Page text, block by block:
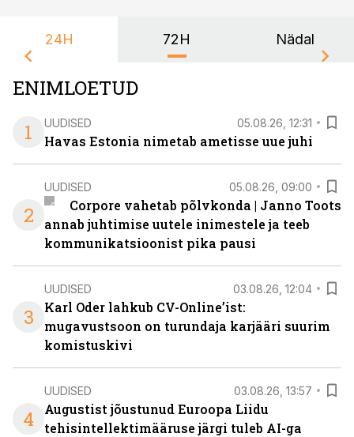
24H 72H Nädal
ENIMLOETUD
1
UUDISED 05.08.26, 12:31
Havas Estonia nimetab ametisse uue juhi
2
UUDISED 05.08.26, 09:00
Corpore vahetab põlvkonda | Janno Toots
annab juhtimise uutele inimestele ja teeb
kommunikatsioonist pika pausi
3
UUDISED 03.08.26, 12:04
Karl Oder lahkub CV-Online’ist:
mugavustsoon on turundaja karjääri suurim
komistuskivi
4
UUDISED 03.08.26, 13:57
Augustist jõustunud Euroopa Liidu
tehisintellektimääruse järgi tuleb AI-ga